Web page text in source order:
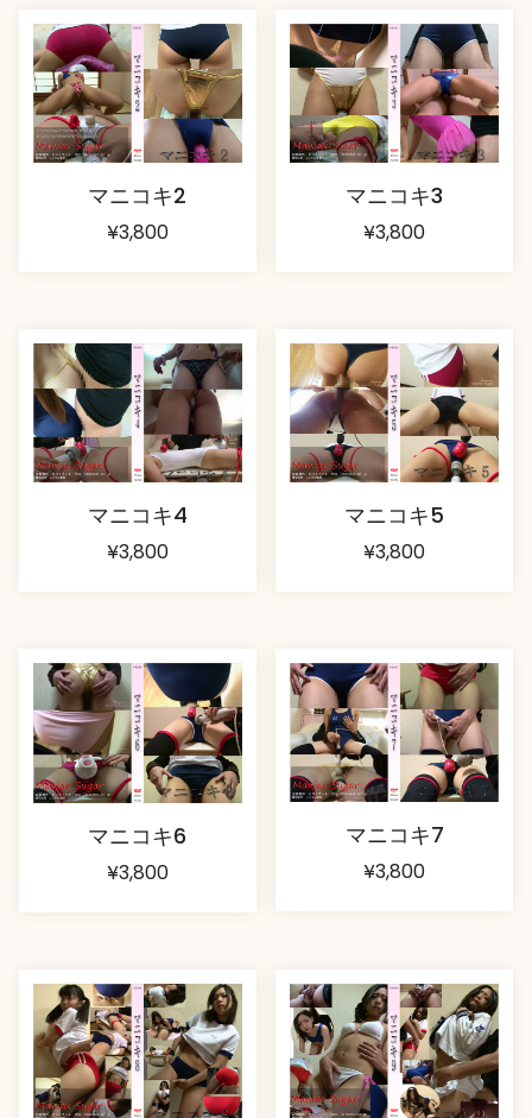
マニコキ2
¥3,800
マニコキ3
¥3,800
マニコキ4
¥3,800
マニコキ5
¥3,800
マニコキ6
¥3,800
マニコキ7
¥3,800